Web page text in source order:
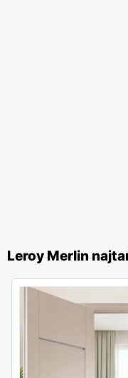
wyposażeniem każdej
oferta obejmuje
Wykonane z granitu,
jest także wybór
dostosowany do
kuchennych.
Leroy Merlin